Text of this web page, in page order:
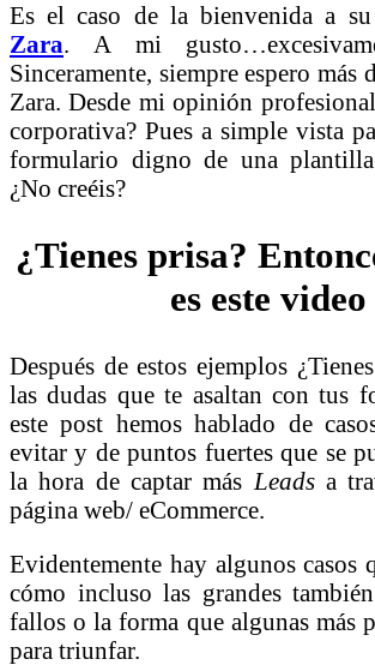
Es el caso de la bienvenida a
Zara. A mi
Sinceramente, siempre espero más
Zara. Desde mi opinión
corporativa? Pues a simple vista
formulario digno de una
¿No creéis?
¿Tienes prisa?
es este video
Después de estos ejemplos
las dudas que te asaltan con tus
este post hemos hablado de
evitar y de puntos fuertes que se
la hora de captar más Leadsa
página web/ eCommerce.
Evidentemente hay algunos casos
cómo incluso las grandes
fallos o la forma que algunas más
para triunfar.